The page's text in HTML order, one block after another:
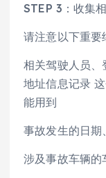
STEP 3：收集
请注意以下重要
相关驾驶人员、
地址信息记录
能用到
事故发生的日期
涉及事故车辆的